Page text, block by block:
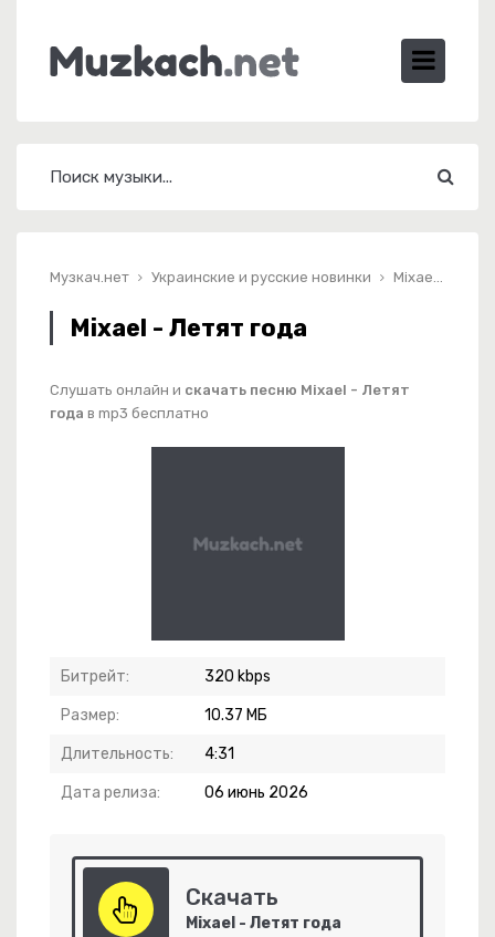
Музкач.нет Украинские и русские новинки Mixael - Летят года
Mixael - Летят года
Слушать онлайн и скачать песню Mixael - Летят
года в mp3 бесплатно
Битрейт: 320 kbps
Размер: 10.37 МБ
Длительность: 4:31
Дата релиза: 06 июнь 2026
Скачать
Mixael - Летят года